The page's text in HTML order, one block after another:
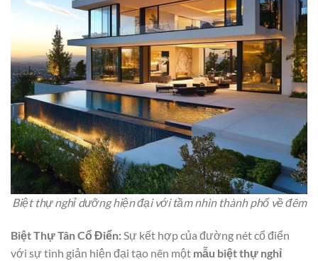
Biệt thự nghỉ dưỡng hiện đại với tầm nhìn thành phố về đêm
Biệt Thự Tân Cổ Điển:Sự kết hợp của đường nét cổ điển
với sự tinh giản hiện đại tạo nên một mẫu biệt thự nghỉ